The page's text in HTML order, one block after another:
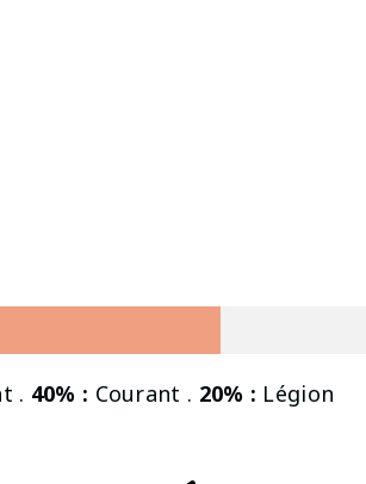
. 40% : Courant . 20% : Légion